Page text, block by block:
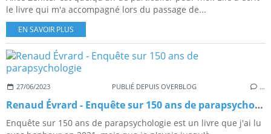
le livre qui m'a accompagné lors du passage de...
EN SAVOIR PLUS
27/06/2023 PUBLIÉ DEPUIS OVERBLOG …
Renaud Évrard - Enquête sur 150 ans de parapsychologie
Enquête sur 150 ans de parapsychologie est un livre que j'ai lu